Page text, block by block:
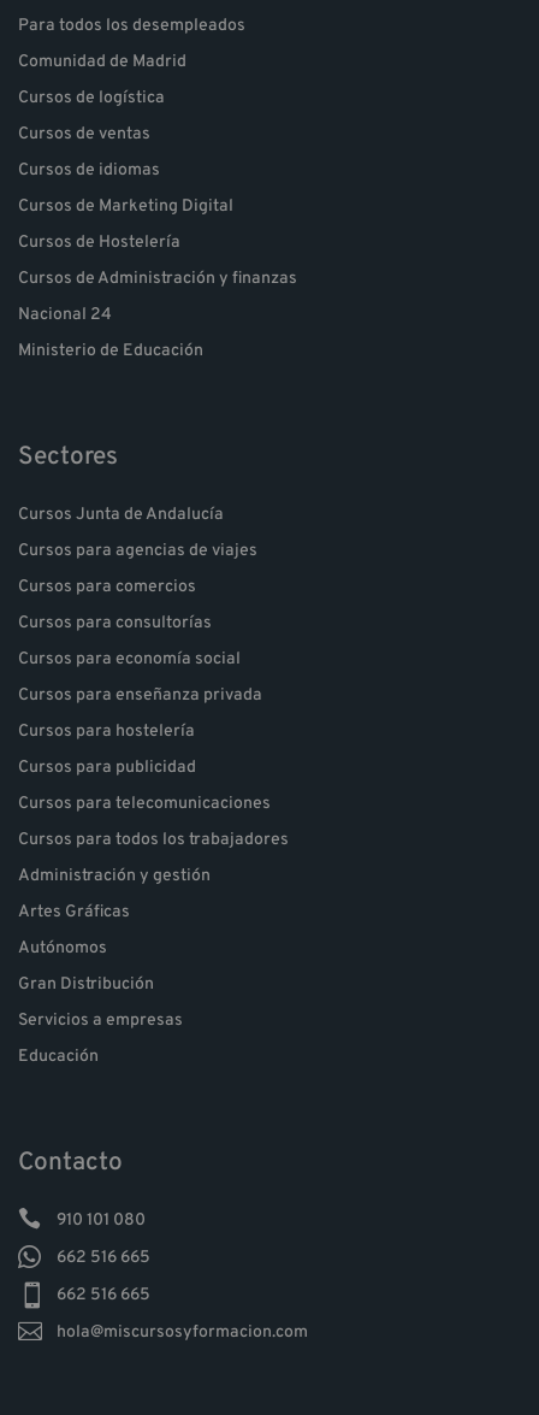
Para todos los desempleados
Comunidad de Madrid
Cursos de logística
Cursos de ventas
Cursos de idiomas
Cursos de Marketing Digital
Cursos de Hostelería
Cursos de Administración y finanzas
Nacional 24
Ministerio de Educación
Sectores
Cursos Junta de Andalucía
Cursos para agencias de viajes
Cursos para comercios
Cursos para consultorías
Cursos para economía social
Cursos para enseñanza privada
Cursos para hostelería
Cursos para publicidad
Cursos para telecomunicaciones
Cursos para todos los trabajadores
Administración y gestión
Artes Gráficas
Autónomos
Gran Distribución
Servicios a empresas
Educación
Contacto
 910 101 080
 662 516 665
 662 516 665
 hola@miscursosyformacion.com